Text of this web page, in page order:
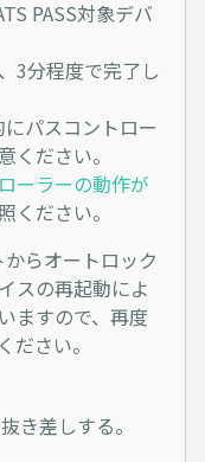
PASS対象デバ
3分程度で完了し
パスコントロー
ください。
ーラーの動作が
ください。
らオートロック
スの再起動によ
ますので、再度
ださい。
き差しする。